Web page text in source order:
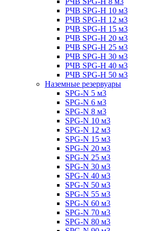
РЧВ SPG-H 10 м3
РЧВ SPG-H 12 м3
РЧВ SPG-H 15 м3
РЧВ SPG-H 20 м3
РЧВ SPG-H 25 м3
РЧВ SPG-H 30 м3
РЧВ SPG-H 40 м3
РЧВ SPG-H 50 м3
Наземные резервуары
SPG-N 5 м3
SPG-N 6 м3
SPG-N 8 м3
SPG-N 10 м3
SPG-N 12 м3
SPG-N 15 м3
SPG-N 20 м3
SPG-N 25 м3
SPG-N 30 м3
SPG-N 40 м3
SPG-N 50 м3
SPG-N 55 м3
SPG-N 60 м3
SPG-N 70 м3
SPG-N 80 м3